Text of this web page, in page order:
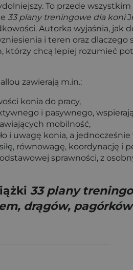
To przede
33 plany treningowe dla koni
Autorka wyjaśnia,
i teren oraz
chcą lepiej rozumieć
zawierają m.in.:
konia do pracy,
i pasywnego,
mobilność,
i uwagę konia, a
równowagę, koordynację i
sprawności, z
33 plany
drągów,